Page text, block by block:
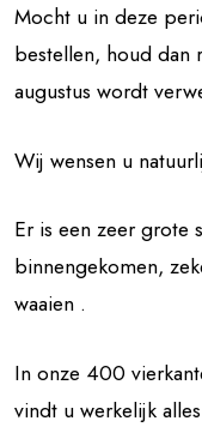
Mocht u in deze
bestellen, houd dan
augustus wordt
Wij wensen u
Er is een zeer
binnengekomen,
waaien .
In onze 400
vindt u werkelijk